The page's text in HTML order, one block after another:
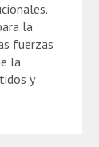
la
fuerzas
la
y